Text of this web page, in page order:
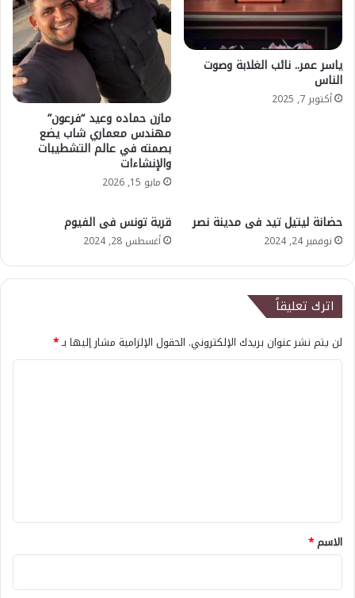
ياسر عمر.. نائب الغلابة وصوت
الناس
أكتوبر 7, 2025
مازن حماده وعيد “فرعون”
مهندس معماري شاب يضع
بصمته في عالم التشطيبات
والإنشاءات
مايو 15, 2026
حضانة ليتيل تيد فى مدينة نصر
نوفمبر 24, 2024
قرية تونس فى الفيوم
أغسطس 28, 2024
اترك تعليقاً
لن يتم نشر عنوان بريدك الإلكتروني. الحقول الإلزامية مشار إليها بـ*
*
الاسم*